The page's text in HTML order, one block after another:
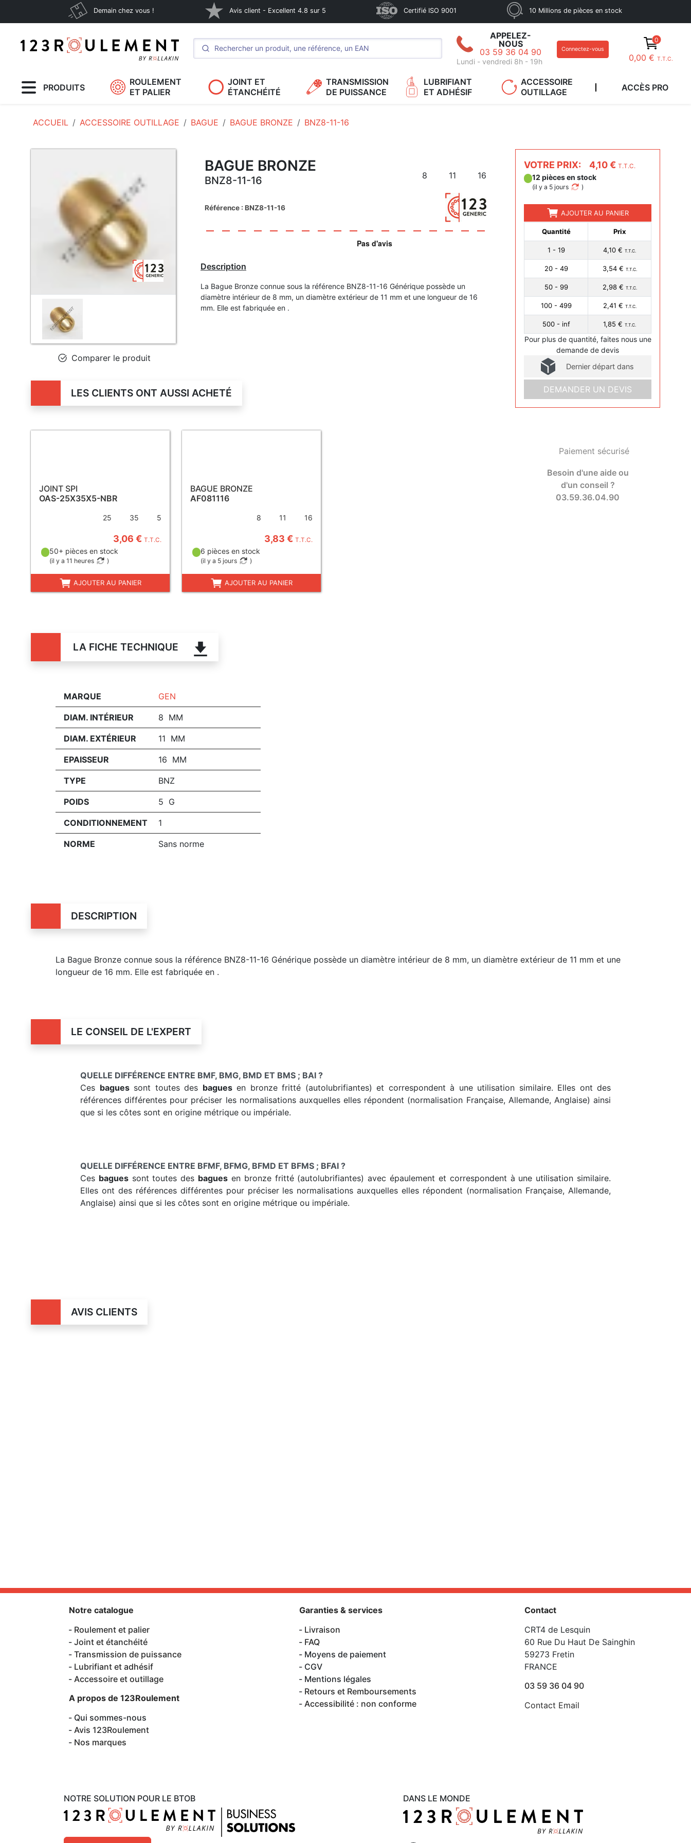
Demain chez vous ! Avis client - Excellent 4.8 sur 5 Certifié ISO 9001 10 Millions de pièces en stock
APPELEZ-
NOUS
03 59 36 04 90
Lundi - vendredi 8h - 19h
Connectez-vous
0
0,00 € T.T.C.
PRODUITS
ROULEMENT
ET PALIER
JOINT ET
ÉTANCHÉITÉ
TRANSMISSION
DE PUISSANCE
LUBRIFIANT
ET ADHÉSIF
ACCESSOIRE
OUTILLAGE
ACCÈS PRO
ACCUEIL ACCESSOIRE OUTILLAGE BAGUE BAGUE BRONZE BNZ8-11-16
Comparer le produit
BAGUE BRONZE
BNZ8-11-16 8 11 16
Référence : BNZ8-11-16
Description
La Bague Bronze connue sous la référence BNZ8-11-16 Générique possède un
diamètre intérieur de 8 mm, un diamètre extérieur de 11 mm et une longueur de 16
mm. Elle est fabriquée en .
VOTRE PRIX: 4,10 € T.T.C.
12 pièces en stock
(il y a 5 jours )
AJOUTER AU PANIER
Quantité Prix
1 - 19 4,10 € T.T.C.
20 - 49 3,54 € T.T.C.
50 - 99 2,98 € T.T.C.
100 - 499 2,41 € T.T.C.
500 - inf 1,85 € T.T.C.
Pour plus de quantité, faites nous une
demande de devis
Dernier départ dans
DEMANDER UN DEVIS
Paiement sécurisé
Besoin d'une aide ou
d'un conseil ?
03.59.36.04.90
LES CLIENTS ONT AUSSI ACHETÉ
JOINT SPI
OAS-25X35X5-NBR
25 35 5
3,06 € T.T.C.
50+ pièces en stock
(il y a 11 heures )
AJOUTER AU PANIER
BAGUE BRONZE
AF081116
8 11 16
3,83 € T.T.C.
6 pièces en stock
(il y a 5 jours )
AJOUTER AU PANIER
LA FICHE TECHNIQUE
MARQUE GEN
DIAM. INTÉRIEUR 8 MM
DIAM. EXTÉRIEUR 11 MM
EPAISSEUR 16 MM
TYPE BNZ
POIDS 5 G
CONDITIONNEMENT 1
NORME Sans norme
DESCRIPTION
La Bague Bronze connue sous la référence BNZ8-11-16 Générique possède un diamètre intérieur de 8 mm, un diamètre extérieur de 11 mm et une
longueur de 16 mm. Elle est fabriquée en .
LE CONSEIL DE L'EXPERT
QUELLE DIFFÉRENCE ENTRE BMF, BMG, BMD ET BMS ; BAI ?
Ces baguessont toutes des baguesen bronze fritté (autolubrifiantes) et correspondent à une utilisation similaire. Elles ont des
références différentes pour préciser les normalisations auxquelles elles répondent (normalisation Française, Allemande, Anglaise) ainsi
que si les côtes sont en origine métrique ou impériale.
QUELLE DIFFÉRENCE ENTRE BFMF, BFMG, BFMD ET BFMS ; BFAI ?
Ces baguessont toutes des bagues en bronze fritté (autolubrifiantes) avec épaulement et correspondent à une utilisation similaire.
Elles ont des références différentes pour préciser les normalisations auxquelles elles répondent (normalisation Française, Allemande,
Anglaise) ainsi que si les côtes sont en origine métrique ou impériale.
AVIS CLIENTS
NOTRE SOLUTION POUR LE BTOB
Notre catalogue
Roulement et palier
Joint et étanchéité
Transmission de puissance
Lubrifiant et adhésif
Accessoire et outillage
A propos de 123Roulement
Qui sommes-nous
Avis 123Roulement
Nos marques
Garanties & services
Livraison
FAQ
Moyens de paiement
CGV
Mentions légales
Retours et Remboursements
Accessibilité : non conforme
Contact
CRT4 de Lesquin
60 Rue Du Haut De Sainghin
59273 Fretin
FRANCE
03 59 36 04 90
Contact Email
DANS LE MONDE